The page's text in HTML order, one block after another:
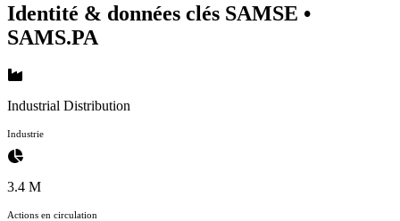
Identité & données clés SAMSE •
SAMS.PA
Industrial Distribution
Industrie
3.4 M
Actions en circulation